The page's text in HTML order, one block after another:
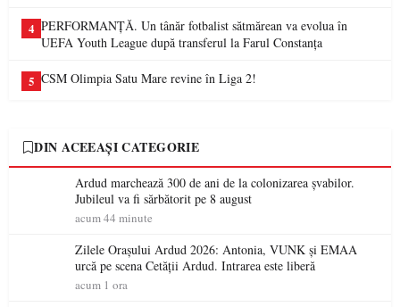
4 PERFORMANȚĂ. Un tânăr fotbalist sătmărean va evolua în
UEFA Youth League după transferul la Farul Constanța
5 CSM Olimpia Satu Mare revine în Liga 2!
DIN ACEEAȘI CATEGORIE
Ardud marchează 300 de ani de la colonizarea șvabilor.
Jubileul va fi sărbătorit pe 8 august
acum 44 minute
Zilele Orașului Ardud 2026: Antonia, VUNK și EMAA
urcă pe scena Cetății Ardud. Intrarea este liberă
acum 1 ora